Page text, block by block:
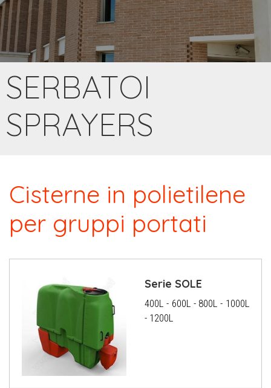
SERBATOI
SPRAYERS
Cisterne in polietilene
per gruppi portati
Serie SOLE
400L - 600L - 800L - 1000L
- 1200L